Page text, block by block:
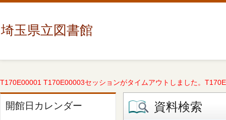
埼玉県立図書館
T170E00001 T170E00003セッションがタイムアウトしました。
開館日カレンダー 資料検索